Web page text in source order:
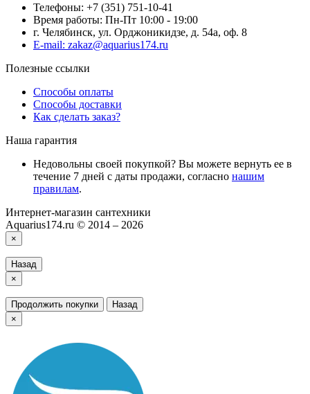
Телефоны: +7 (351) 751-10-41
Время работы: Пн-Пт 10:00 - 19:00
г. Челябинск, ул. Орджоникидзе, д. 54а, оф. 8
E-mail: zakaz@aquarius174.ru
Полезные ссылки
Способы оплаты
Способы доставки
Как сделать заказ?
Наша гарантия
Недовольны своей покупкой? Вы можете вернуть ее в
течение 7 дней с даты продажи, согласно нашим
правилам.
Интернет-магазин сантехники
Aquarius174.ru © 2014 – 2026
×
Назад
×
Продолжить покупки
Назад
×